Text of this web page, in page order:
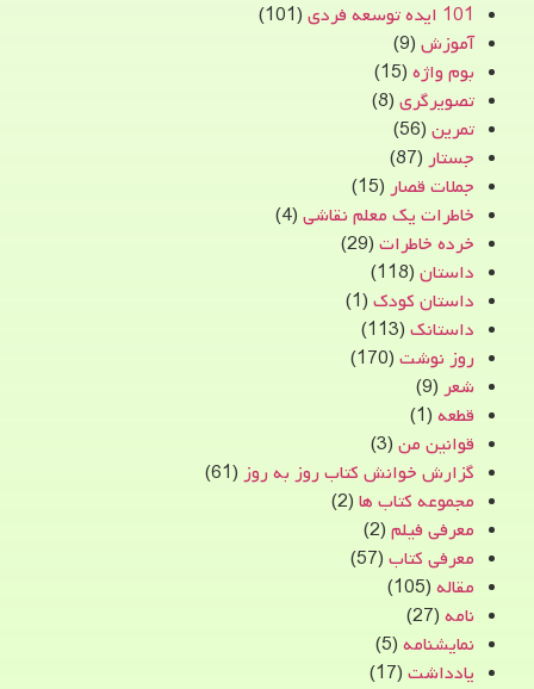
101 ایده توسعه فردی
(101)
آموزش (9)
بوم واژه (15)
تصویرگری (8)
تمرین (56)
جستار (87)
جملات قصار (15)
خاطرات یک معلم نقاشی (4)
خرده خاطرات (29)
داستان (118)
داستان کودک (1)
داستانک (113)
روز نوشت (170)
شعر (9)
قطعه (1)
قوانین من (3)
گزارش خوانش کتاب روز به روز (61)
مجموعه کتاب ها (2)
معرفی فیلم (2)
معرفی کتاب (57)
مقاله (105)
نامه (27)
نمایشنامه (5)
یادداشت (17)